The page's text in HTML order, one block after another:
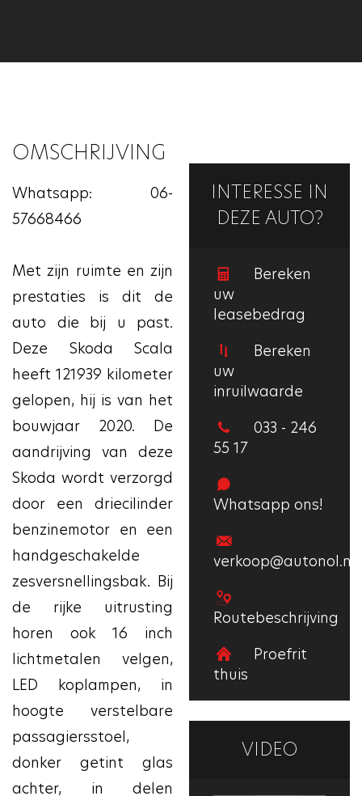
OMSCHRIJVING
Whatsapp: 06-
57668466
Met zijn ruimte en zijn
prestaties is dit de
auto die bij u past.
Deze Skoda Scala
heeft 121939 kilometer
gelopen, hij is van het
bouwjaar 2020. De
aandrijving van deze
Skoda wordt verzorgd
door een driecilinder
benzinemotor en een
handgeschakelde
zesversnellingsbak. Bij
de rijke uitrusting
horen ook 16 inch
lichtmetalen velgen,
LED koplampen, in
hoogte verstelbare
passagiersstoel,
donker getint glas
achter, in delen
INTERESSE IN
DEZE AUTO?
Bereken
uw
leasebedrag
Bereken
uw
inruilwaarde
033 - 246
55 17
Whatsapp ons!
verkoop@autonol.nl
Routebeschrijving
Proefrit
thuis
VIDEO